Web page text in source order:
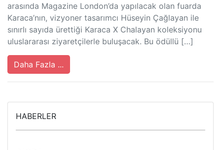
arasında Magazine London’da yapılacak olan fuarda
Karaca’nın, vizyoner tasarımcı Hüseyin Çağlayan ile
sınırlı sayıda ürettiği Karaca X Chalayan koleksiyonu
uluslararası ziyaretçilerle buluşacak. Bu ödüllü […]
Daha Fazla ...
HABERLER